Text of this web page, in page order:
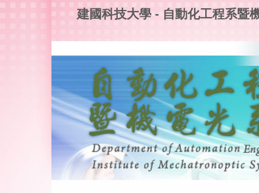
建國科技大學 - 自動化工程系暨